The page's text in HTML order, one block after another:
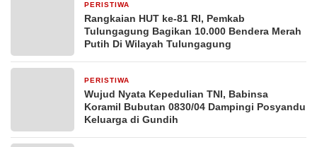
PERISTIWA
Rangkaian HUT ke-81 RI, Pemkab
Tulungagung Bagikan 10.000 Bendera Merah
Putih Di Wilayah Tulungagung
PERISTIWA
Wujud Nyata Kepedulian TNI, Babinsa
Koramil Bubutan 0830/04 Dampingi Posyandu
Keluarga di Gundih